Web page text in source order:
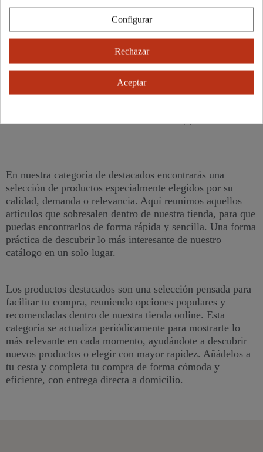
1,99 € 3,25 €
En nuestra categoría de destacados encontrarás una
selección de productos especialmente elegidos por su
calidad, demanda o relevancia. Aquí reunimos aquellos
artículos que sobresalen dentro de nuestra tienda, para que
puedas encontrarlos de forma rápida y sencilla. Una forma
práctica de descubrir lo más interesante de nuestro
catálogo en un solo lugar.
Los productos destacados son una selección pensada para
facilitar tu compra, reuniendo opciones populares y
recomendadas dentro de nuestra tienda online. Esta
categoría se actualiza periódicamente para mostrarte lo
más relevante en cada momento, ayudándote a descubrir
nuevos productos o elegir con mayor rapidez. Añádelos a
tu cesta y completa tu compra de forma cómoda y
eficiente, con entrega directa a domicilio.
Configurar
Rechazar
Aceptar